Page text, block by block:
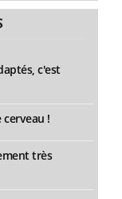
c'est
!
très